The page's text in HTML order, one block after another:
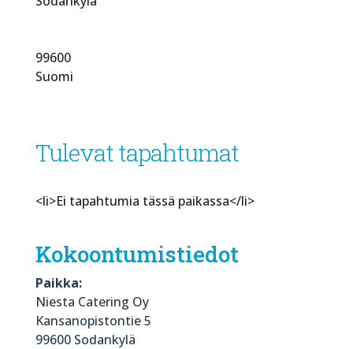
99600
Suomi
Tulevat tapahtumat
<li>Ei tapahtumia tässä paikassa</li>
Kokoontumistiedot
Paikka:
Niesta Catering Oy
Kansanopistontie 5
99600 Sodankylä